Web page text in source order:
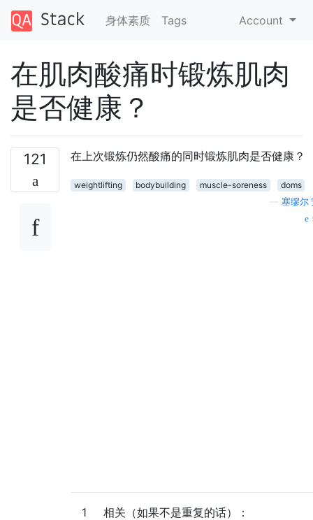
身体素质 Tags Account
在肌肉酸痛时锻炼肌肉
是否健康？
121 在上次锻炼仍然酸痛的同时锻炼肌肉是否健康？
weightlifting bodybuilding muscle-soreness
doms
塞缪尔
1
相关（如果不是重复的话）：